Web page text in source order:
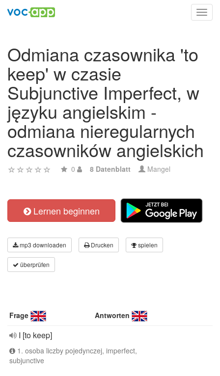
Odmiana czasownika 'to
keep' w czasie
Subjunctive Imperfect, w
języku angielskim -
odmiana nieregularnych
czasowników angielskich
0 8 Datenblatt Mangel
Lernen beginnen
mp3 downloaden Drucken spielen
überprüfen
Frage Antworten
I [to keep]
1. osoba liczby pojedynczej, imperfect,
subjunctive